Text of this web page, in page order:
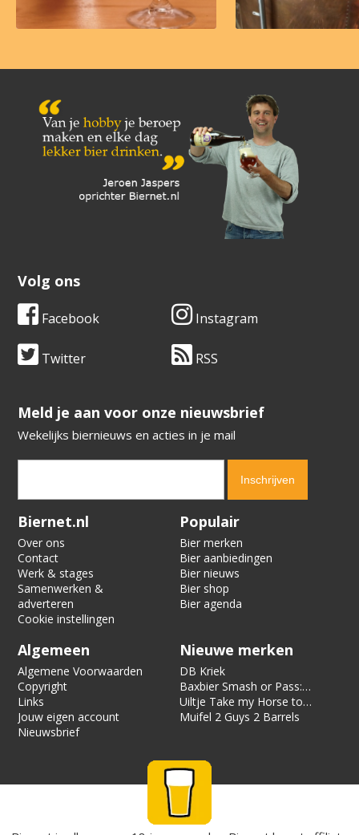
Volg ons
Facebook Instagram
Twitter RSS
​​​​​​​Meld je aan voor onze nieuwsbrief
Wekelijks biernieuws en acties in je mail
Verification code:
Biernet.nl
Over ons
Contact
Werk & stages
Samenwerken &
adverteren
Cookie instellingen
Populair
Bier merken
Bier aanbiedingen
Bier nieuws
Bier shop
Bier agenda
Algemeen
Algemene Voorwaarden
Copyright
Links
Jouw eigen account
Nieuwsbrief
Nieuwe merken
DB Kriek
Baxbier Smash or Pass:
Strata
Uiltje Take my Horse to
the Hotel Room
Muifel 2 Guys 2 Barrels